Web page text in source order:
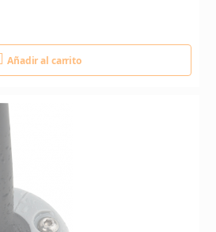
Añadir al carrito